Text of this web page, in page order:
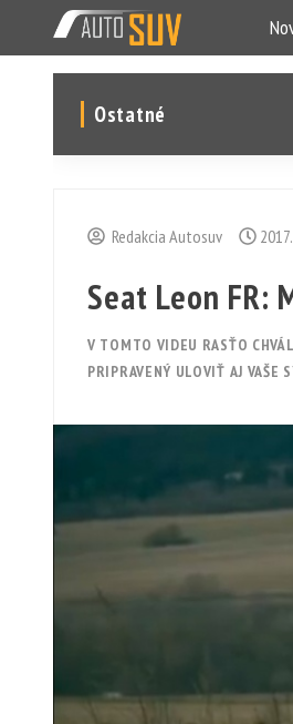
Ostatné
Redakcia Autosuv
Seat Leon FR:
V TOMTO VIDEU RASŤO
PRIPRAVENÝ ULOVIŤ AJ VAŠE